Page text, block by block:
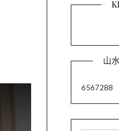
山
6567288